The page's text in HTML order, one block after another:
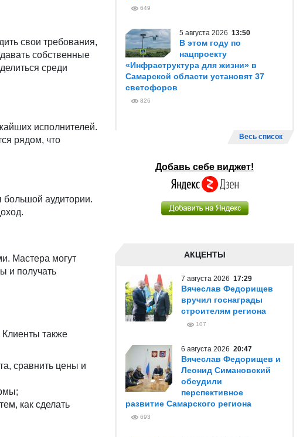
свои требования,
собственные
среди
исполнителей.
рядом, что
большой аудитории.
Мастера могут
и получать
также
сравнить цены и
как сделать
649
5 августа 2026 13:50
В этом году по
нацпроекту
«Инфраструктура для жизни» в
Самарской области установят 37
светофоров
826
Весь список
Добавь себе виджет!
АКЦЕНТЫ
7 августа 2026 17:29
Вячеслав Федорищев
вручил госнаграды
строителям региона
107
6 августа 2026 20:47
Вячеслав Федорищев и
Леонид Симановский
обсудили
перспективное
развитие Самарского региона
693